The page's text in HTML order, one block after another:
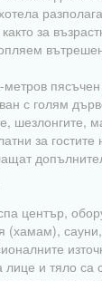
за
с голям
шезлонгите,
за гостите
център,
(хамам),
лице и тяло